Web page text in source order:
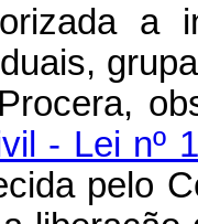
a
- Lei nº
pelo